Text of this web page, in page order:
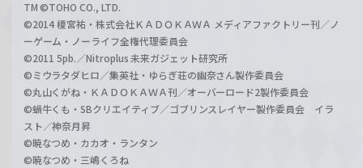
TM ©TOHO CO., LTD.
©2014 榎宮祐・株式会社ＫＡＤＯＫＡＷＡ メディアファクトリー刊／ノ
ーゲーム・ノーライフ全権代理委員会
©2011 5pb.／Nitroplus 未来ガジェット研究所
©ミウラタダヒロ／集英社・ゆらぎ荘の幽奈さん製作委員会
©丸山くがね・ＫＡＤＯＫＡＷＡ刊／オーバーロード2製作委員会
©蝸牛くも・SBクリエイティブ／ゴブリンスレイヤー製作委員会 イラ
スト／神奈月昇
©暁なつめ・カカオ・ランタン
©暁なつめ・三嶋くろね